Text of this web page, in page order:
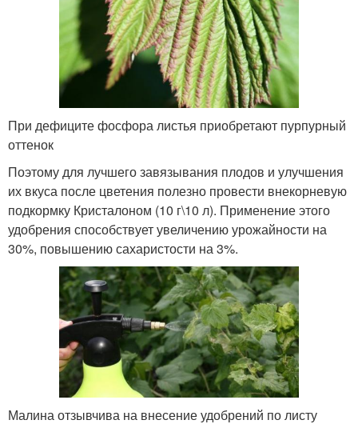
При дефиците фосфора листья приобретают пурпурный
оттенок
Поэтому для лучшего завязывания плодов и улучшения
их вкуса после цветения полезно провести внекорневую
подкормку Кристалоном (10 г\10 л). Применение этого
удобрения способствует увеличению урожайности на
30%, повышению сахаристости на 3%.
Малина отзывчива на внесение удобрений по листу